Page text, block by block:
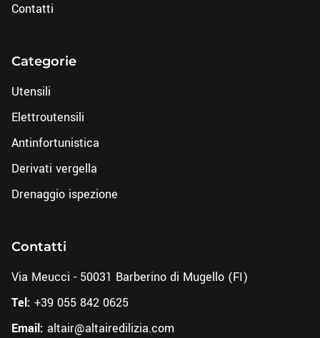
Contatti
Categorie
Utensili
Elettroutensili
Antinfortunistica
Derivati vergella
Drenaggio ispezione
Contatti
Via Meucci - 50031 Barberino di Mugello (FI)
Tel: +39 055 842 0625
Email: altair@altairedilizia.com